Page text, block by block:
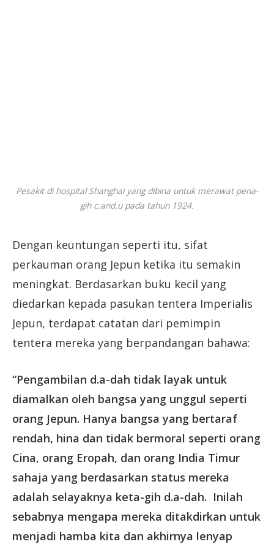
Pesakit di hospital Shanghai yang dibina untuk merawat pena-
gih c.and.u pada tahun 1924.
Dengan keuntungan seperti itu, sifat
perkauman orang Jepun ketika itu semakin
meningkat. Berdasarkan buku kecil yang
diedarkan kepada pasukan tentera Imperialis
Jepun, terdapat catatan dari pemimpin
tentera mereka yang berpandangan bahawa:
“Pengambilan d.a-dah tidak layak untuk
diamalkan oleh bangsa yang unggul seperti
orang Jepun. Hanya bangsa yang bertaraf
rendah, hina dan tidak bermoral seperti orang
Cina, orang Eropah, dan orang India Timur
sahaja yang berdasarkan status mereka
adalah selayaknya keta-gih d.a-dah. Inilah
sebabnya mengapa mereka ditakdirkan untuk
menjadi hamba kita dan akhirnya lenyap